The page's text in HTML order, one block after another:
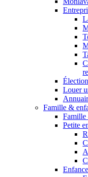
Louer
Famille &
Famille
Petite